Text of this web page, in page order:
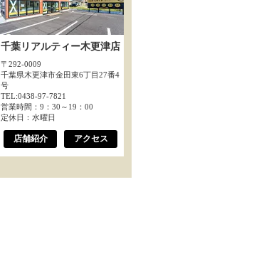
千葉リアルティー木更津店
〒292-0009
千葉県木更津市金田東6丁目27番4
号
TEL:0438-97-7821
営業時間：9：30～19：00
定休日：水曜日
店舗紹介 アクセス